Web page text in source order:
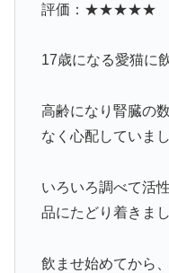
評価：★★★★★
17歳になる愛猫に
高齢になり腎臓の
なく心配していまし
いろいろ調べて活
品にたどり着きまし
飲ませ始めてから